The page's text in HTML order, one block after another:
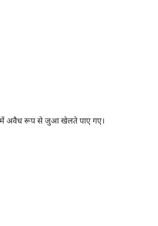
में अवैध रूप से जुआ खेलते पाए गए।